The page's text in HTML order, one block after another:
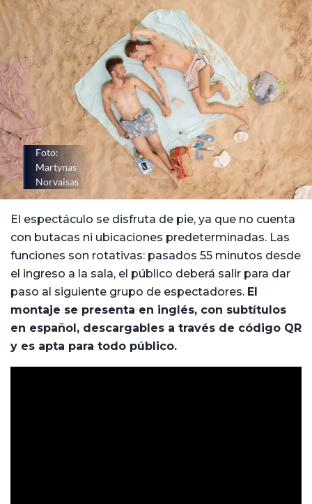
Foto:
Martynas
Norvaisas
El espectáculo se disfruta de pie, ya que no cuenta
con butacas ni ubicaciones predeterminadas. Las
funciones son rotativas: pasados 55 minutos desde
el ingreso a la sala, el público deberá salir para dar
paso al siguiente grupo de espectadores. El
montaje se presenta en inglés, con subtítulos
en español, descargables a través de código QR
y es apta para todo público.